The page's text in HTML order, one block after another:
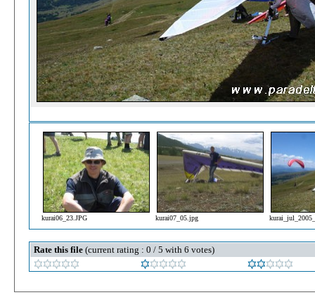
kurai06_23.JPG kurai07_05.jpg
Rate this file (current rating : 0 / 5 with 6 votes)